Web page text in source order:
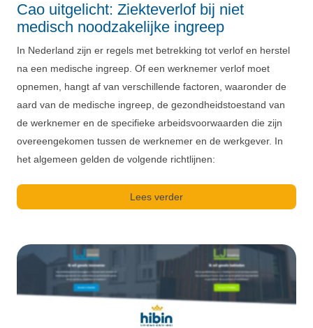
Cao uitgelicht: Ziekteverlof bij niet
medisch noodzakelijke ingreep
In Nederland zijn er regels met betrekking tot verlof en herstel
na een medische ingreep. Of een werknemer verlof moet
opnemen, hangt af van verschillende factoren, waaronder de
aard van de medische ingreep, de gezondheidstoestand van
de werknemer en de specifieke arbeidsvoorwaarden die zijn
overeengekomen tussen de werknemer en de werkgever. In
het algemeen gelden de volgende richtlijnen:
Lees verder